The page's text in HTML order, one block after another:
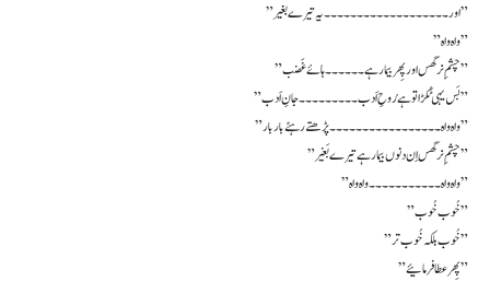
” اور۔۔۔۔۔۔۔۔۔۔۔۔۔۔۔۔۔۔۔ یہ تیرے بغیر ”
” واہ واہ ”
” چشمِ نرگس اور پِھر بیمار ہے۔۔۔۔۔۔ ہائے غَضب ”
” بَس یہی ٹُکڑا تو ہے رُوحِ اَدب ۔۔۔۔۔۔۔۔۔ جانِ اَدب ”
” واہ واہ ۔۔۔۔۔۔۔۔۔۔۔۔۔۔۔۔۔ پڑھتے رہئے بار بار ”
” چشمِ نرگس اِن دنوں بیمار ہے تیرے بَغیر ”
” واہ واہ ۔۔۔۔۔۔۔۔۔۔۔ واہ واہ ”
” خُوب خُوب ”
” خُوب بلکہ خُوب تر ”
” پِھر عطا فرمائیے ”